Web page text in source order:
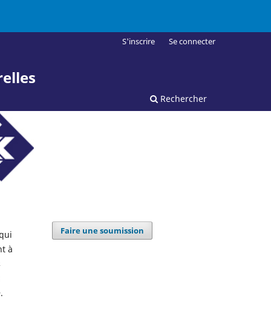
Rechercher
S'inscrire Se connecter
à
Faire une soumission